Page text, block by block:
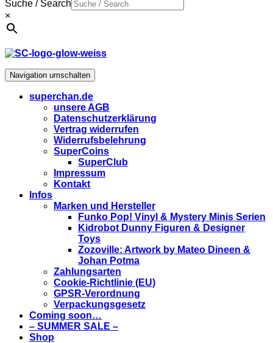
Suche / Search
×
Navigation umschalten
superchan.de
unsere AGB
Datenschutzerklärung
Vertrag widerrufen
Widerrufsbelehrung
SuperCoins
SuperClub
Impressum
Kontakt
Infos
Marken und Hersteller
Funko Pop! Vinyl & Mystery Minis Serien
Kidrobot Dunny Figuren & Designer
Toys
Zozoville: Artwork by Mateo Dineen &
Johan Potma
Zahlungsarten
Cookie-Richtlinie (EU)
GPSR-Verordnung
Verpackungsgesetz
Coming soon…
– SUMMER SALE –
Shop